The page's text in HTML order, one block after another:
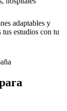
adaptables y
tus estudios con tu